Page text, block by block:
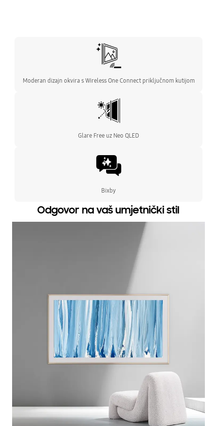
Moderan dizajn okvira s Wireless One Connect priključnom kutijom
Glare Free uz Neo QLED
Bixby
Odgovor na vaš umjetnički stil